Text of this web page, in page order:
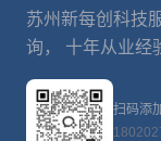
苏州新每创科技
询， 十年从业经
扫码添